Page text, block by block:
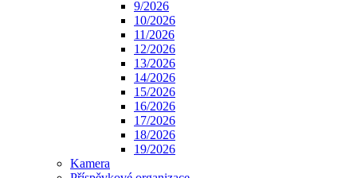
9/2026
10/2026
11/2026
12/2026
13/2026
14/2026
15/2026
16/2026
17/2026
18/2026
19/2026
Kamera